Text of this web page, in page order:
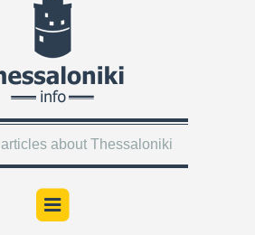
about Thessaloniki